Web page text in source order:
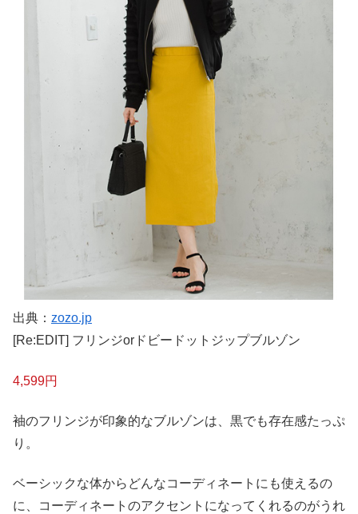
出典： zozo.jp
[Re:EDIT] フリンジorドビードットジップブルゾン
4,599円
袖のフリンジが印象的なブルゾンは、黒でも存在感たっぷ
り。
ベーシックな体からどんなコーディネートにも使えるの
に、コーディネートのアクセントになってくれるのがうれ